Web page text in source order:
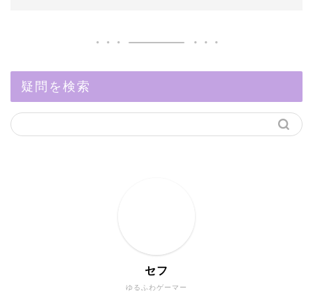
疑問を検索
ゆるふわゲーマー
セフ